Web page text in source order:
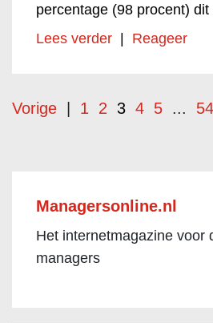
percentage (98 procent) dit
Lees verder | Reageer
Vorige | 1 2 3 4 5 ... 54
Managersonline.nl
Het internetmagazine voor
managers